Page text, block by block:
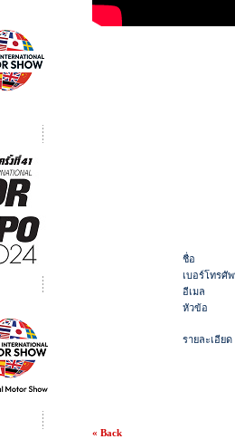
ชื่อ
เบอร์โทรศั
อีเมล
หัวข้อ
รายละเอียด
« Back